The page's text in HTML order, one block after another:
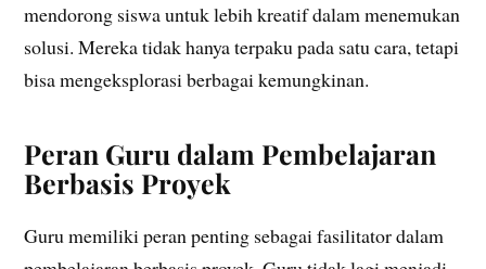
mendorong siswa untuk lebih kreatif dalam menemukan
solusi. Mereka tidak hanya terpaku pada satu cara, tetapi
bisa mengeksplorasi berbagai kemungkinan.
Peran Guru dalam Pembelajaran
Berbasis Proyek
Guru memiliki peran penting sebagai fasilitator dalam